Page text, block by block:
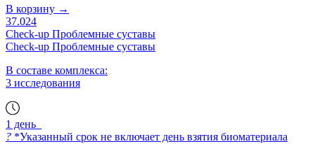
В корзину →
37.024
Check-up Проблемные суставы
Check-up Проблемные суставы
В составе комплекса:
3 исследования
1 день
? *Указанный срок не включает день взятия биоматериала